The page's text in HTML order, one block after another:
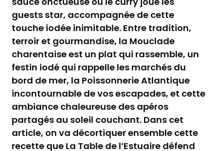
guests star, accompagnée de cette
touche iodée inimitable. Entre tradition,
terroir et gourmandise, la Mouclade
charentaise est un plat qui rassemble, un
festin iodé qui rappelle les marchés du
bord de mer, la Poissonnerie Atlantique
incontournable de vos escapades, et cette
ambiance chaleureuse des apéros
partagés au soleil couchant. Dans cet
article, on va décortiquer ensemble cette
recette que La Table de l’Estuaire défend